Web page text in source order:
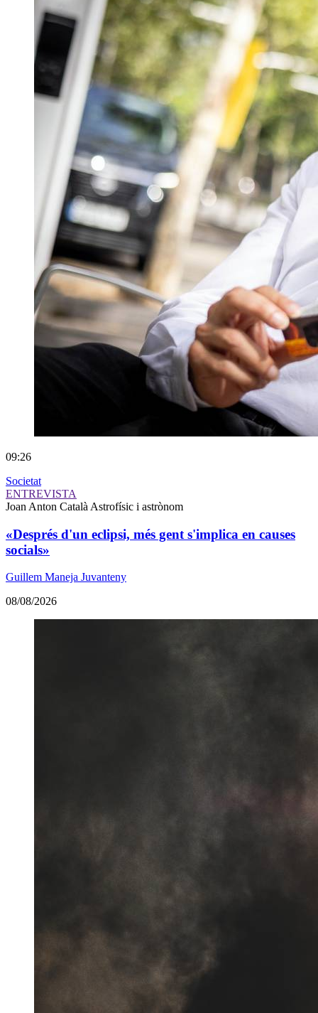
09:26
Societat
ENTREVISTA
Joan Anton Català Astrofísic i astrònom
«Després d'un eclipsi, més gent s'implica en causes
socials»
Guillem Maneja Juvanteny
08/08/2026